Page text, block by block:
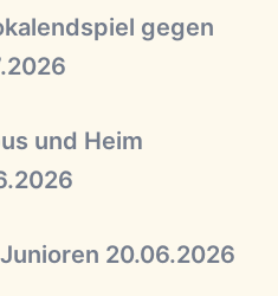
gegen
und Heim
20.06.2026